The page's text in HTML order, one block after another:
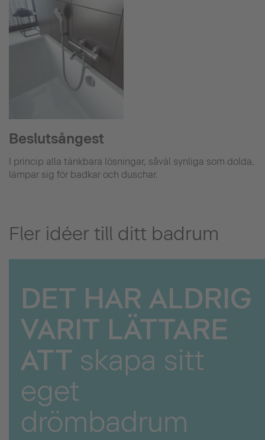
Beslutsångest
I princip alla tänkbara lösningar, såväl synliga som dolda,
lämpar sig för badkar och duschar.
Fler idéer till ditt badrum
DET HAR ALDRIG
VARIT LÄTTARE
ATT skapa sitt
eget
drömbadrum